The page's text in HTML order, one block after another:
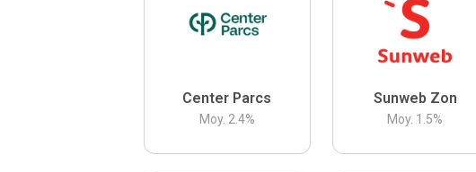
Center Parcs
Moy. 2.4%
Sunweb Zon
Moy. 1.5%